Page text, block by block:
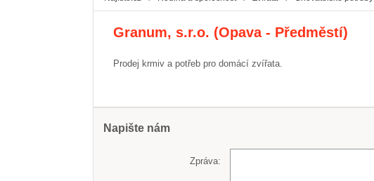
Granum, s.r.o. (Opava - Předměstí)
Prodej krmiv a potřeb pro domácí zvířata.
Napište nám
Zpráva: